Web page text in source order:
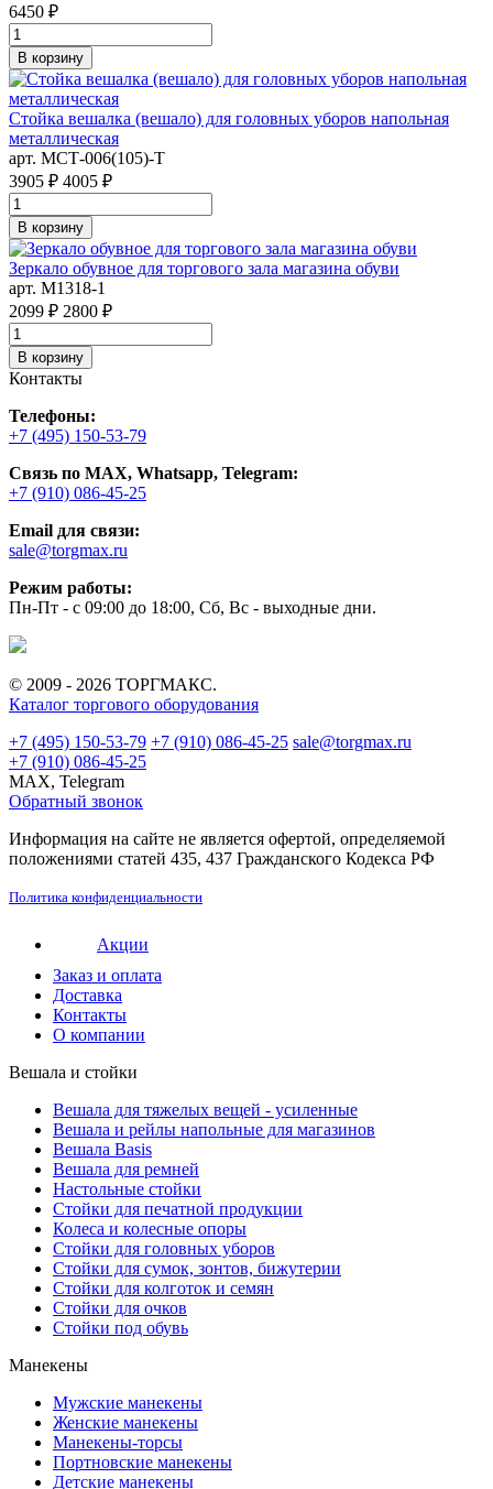
6450 ₽
В корзину
Стойка вешалка (вешало) для головных уборов напольная
металлическая
арт. MСТ-006(105)-Т
3905 ₽ 4005 ₽
В корзину
Зеркало обувное для торгового зала магазина обуви
арт. M1318-1
2099 ₽ 2800 ₽
В корзину
Контакты
Телефоны:
+7 (495) 150-53-79
Связь по MAX, Whatsapp, Telegram:
+7 (910) 086-45-25
Email для связи:
sale@torgmax.ru
Режим работы:
Пн-Пт - с 09:00 до 18:00, Сб, Вс - выходные дни.
© 2009 - 2026 ТОРГМАКС.
Каталог торгового оборудования
+7 (495) 150-53-79 +7 (910) 086-45-25 sale@torgmax.ru
+7 (910) 086-45-25
MAX, Telegram
Обратный звонок
Информация на сайте не является офертой, определяемой
положениями статей 435, 437 Гражданского Кодекса РФ
Политика конфиденциальности
Акции
Заказ и оплата
Доставка
Контакты
О компании
Вешала и стойки
Вешала для тяжелых вещей - усиленные
Вешала и рейлы напольные для магазинов
Вешала Basis
Вешала для ремней
Настольные стойки
Стойки для печатной продукции
Колеса и колесные опоры
Стойки для головных уборов
Стойки для сумок, зонтов, бижутерии
Стойки для колготок и семян
Стойки для очков
Стойки под обувь
Манекены
Мужские манекены
Женские манекены
Манекены-торсы
Портновские манекены
Детские манекены